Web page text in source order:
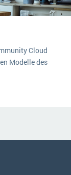
Cloud
Modelle des